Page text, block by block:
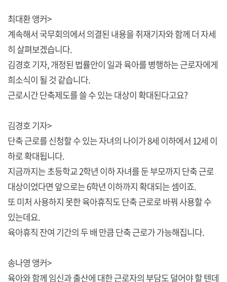
최대환 앵커>
계속해서 국무회의에서 의결된 내용을 취재기자와 함께 더 자세
히 살펴보겠습니다.
김경호 기자, 개정된 법률안이 일과 육아를 병행하는 근로자에게
희소식이 될 것 같습니다.
근로시간 단축제도를 쓸 수 있는 대상이 확대된다고요?
김경호 기자>
단축 근로를 신청할 수 있는 자녀의 나이가 8세 이하에서 12세 이
하로 확대됩니다.
지금까지는 초등학교 2학년 이하 자녀를 둔 부모까지 단축 근로
대상이었다면 앞으로는 6학년 이하까지 확대되는 셈이죠.
또 미처 사용하지 못한 육아휴직도 단축 근로로 바꿔 사용할 수
있는데요.
육아휴직 잔여 기간의 두 배 만큼 단축 근로가 가능해집니다.
송나영 앵커>
육아와 함께 임신과 출산에 대한 근로자의 부담도 덜어야 할 텐데